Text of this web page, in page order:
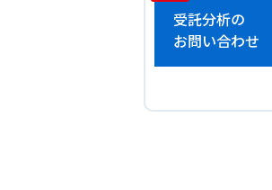
受託分析の
お問い合わせ